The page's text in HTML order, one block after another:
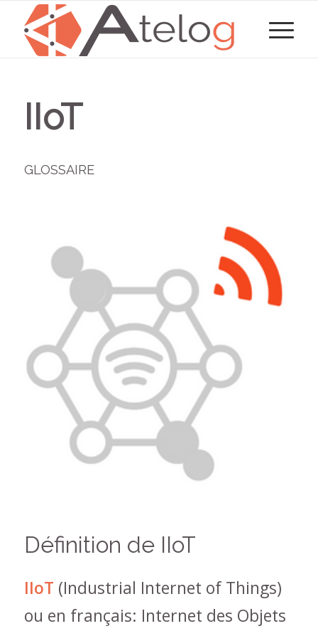
IIoT
GLOSSAIRE
Définition de IIoT
IIoT (Industrial Internet of Things)
ou en français: Internet des Objets